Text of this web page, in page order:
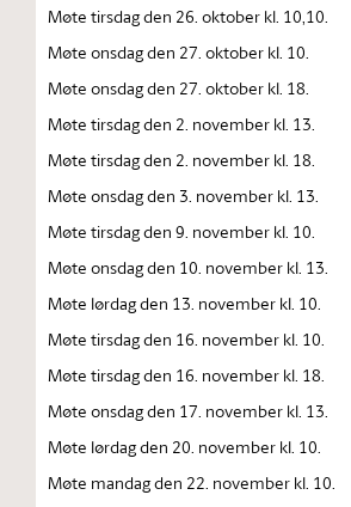
Møte tirsdag den 26. oktober kl. 10,10.
Møte onsdag den 27. oktober kl. 10.
Møte onsdag den 27. oktober kl. 18.
Møte tirsdag den 2. november kl. 13.
Møte tirsdag den 2. november kl. 18.
Møte onsdag den 3. november kl. 13.
Møte tirsdag den 9. november kl. 10.
Møte onsdag den 10. november kl. 13.
Møte lørdag den 13. november kl. 10.
Møte tirsdag den 16. november kl. 10.
Møte tirsdag den 16. november kl. 18.
Møte onsdag den 17. november kl. 13.
Møte lørdag den 20. november kl. 10.
Møte mandag den 22. november kl. 10.